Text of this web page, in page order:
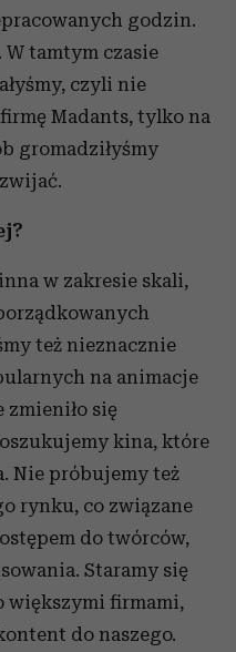
godzin.
W tamtym czasie
czyli nie
Madants, tylko na
gromadziłyśmy
w zakresie skali,
też nieznacznie
na animacje
się
kina, które
Nie próbujemy też
rynku, co związane
do twórców,
Staramy się
większymi firmami,
do naszego.